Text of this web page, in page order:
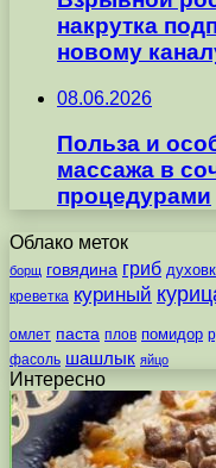
накрутка
новому
08.06.2026
Польза и
массажа в
процедурами
Облако меток
борщ говядина гриб
креветка куриный
омлет паста плов помидор
фасоль шашлык яйцо
Интересно